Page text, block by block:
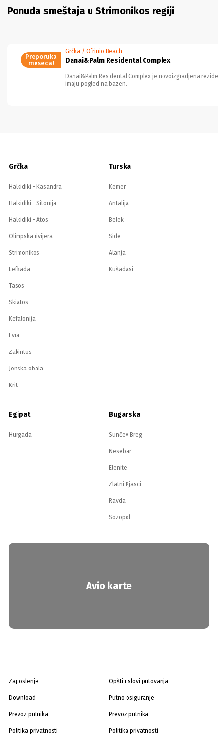
Ponuda smeštaja u Strimonikos regiji
Preporuka
meseca!
Grčka / Ofrinio Beach
Danai&Palm Residental Complex
Danai&Palm Residental Complex je novoizgradjena
imaju pogled na bazen.
Grčka
Halkidiki - Kasandra
Halkidiki - Sitonija
Halkidiki - Atos
Olimpska rivijera
Strimonikos
Lefkada
Tasos
Skiatos
Kefalonija
Evia
Zakintos
Jonska obala
Krit
Turska
Kemer
Antalija
Belek
Side
Alanja
Kušadasi
Egipat
Hurgada
Bugarska
Sunčev Breg
Nesebar
Elenite
Zlatni Pjasci
Ravda
Sozopol
Avio karte
Zaposlenje
Download
Prevoz putnika
Politika privatnosti
Opšti uslovi putovanja
Putno osiguranje
Prevoz putnika
Politika privatnosti